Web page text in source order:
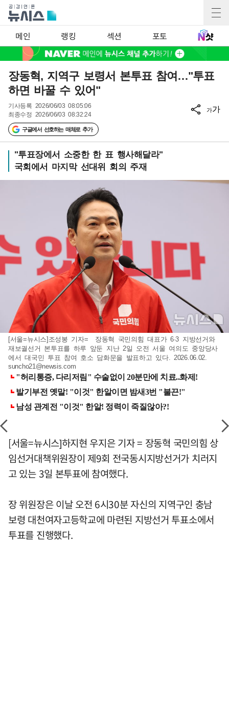
메인 랭킹 섹션 포토
장동혁, 지역구 보령서 본투표 참여…"투표
하면 바꿀 수 있어"
기사등록 2026/06/03 08:05:06
최종수정 2026/06/03 08:32:24
구글에서 선호하는 매체로 추가
가가
"투표장에서 소중한 한 표 행사해달라"
국회에서 마지막 선대위 회의 주재
[서울=뉴시스]조성봉 기자= 장동혁 국민의힘 대표가 6·3 지방선거와
재보궐선거 본투표를 하루 앞둔 지난 2일 오전 서울 여의도 중앙당사
에서 대국민 투표 참여 호소 담화문을 발표하고 있다. 2026.06.02.
suncho21@newsis.com
[서울=뉴시스]하지현 우지은 기자 = 장동혁 국민의힘 상
임선거대책위원장이 제9회 전국동시지방선거가 치러지
고 있는 3일 본투표에 참여했다.
장 위원장은 이날 오전 6시30분 자신의 지역구인 충남
보령 대천여자고등학교에 마련된 지방선거 투표소에서
투표를 진행했다.